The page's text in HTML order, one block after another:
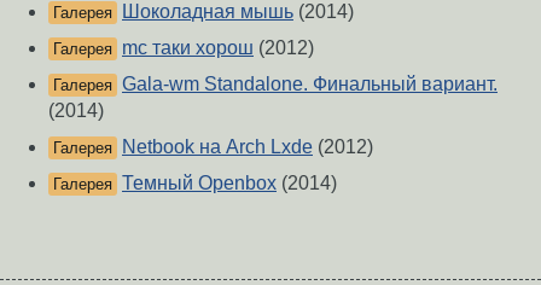
Галерея Шоколадная мышь (2014)
Галерея mc таки хорош (2012)
Галерея Gala-wm Standalone. Финальный вариант.
(2014)
Галерея Netbook на Arch Lxde (2012)
Галерея Темный Openbox (2014)